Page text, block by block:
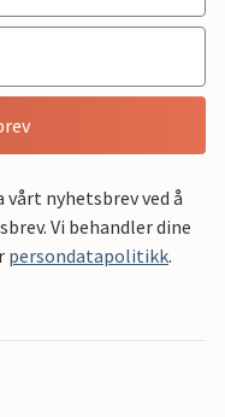
nyhetsbrev ved å
Vi behandler dine
persondatapolitikk.